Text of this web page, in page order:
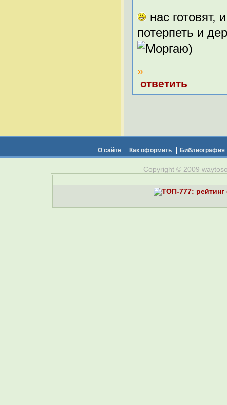
нас готовят,
потерпеть и
)
»
ответить
О сайте Как оформить Библиография
Copyright © 2009